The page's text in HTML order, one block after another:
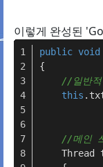
이렇게 완성된
public void
{
//일반
this
//메인
Thread